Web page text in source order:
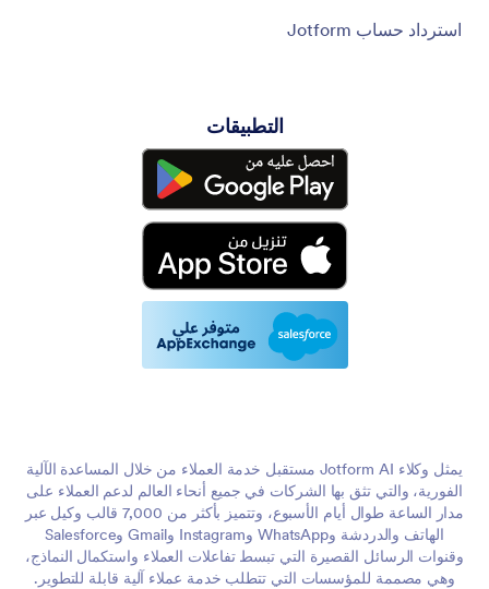
استرداد حساب Jotform
التطبيقات
يمثل وكلاء Jotform AI مستقبل خدمة العملاء من خلال المساعدة الآلية
الفورية، والتي تثق بها الشركات في جميع أنحاء العالم لدعم العملاء على
مدار الساعة طوال أيام الأسبوع، وتتميز بأكثر من 7,000 قالب وكيل عبر
الهاتف والدردشة وWhatsApp وInstagram وGmail وSalesforce
وقنوات الرسائل القصيرة التي تبسط تفاعلات العملاء واستكمال النماذج،
وهي مصممة للمؤسسات التي تتطلب خدمة عملاء آلية قابلة للتطوير.